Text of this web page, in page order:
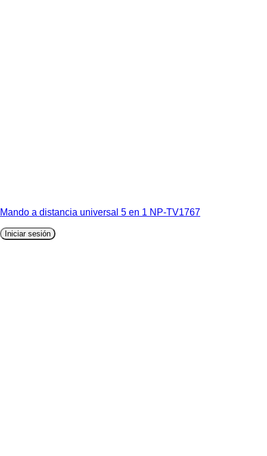
Mando a distancia universal 5 en 1 NP-TV1767
Iniciar sesión